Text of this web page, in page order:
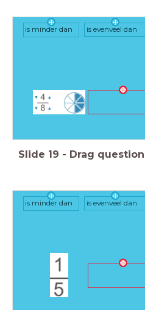
is minder dan is evenveel dan
Slide 19 - Drag question
is minder dan is evenveel dan